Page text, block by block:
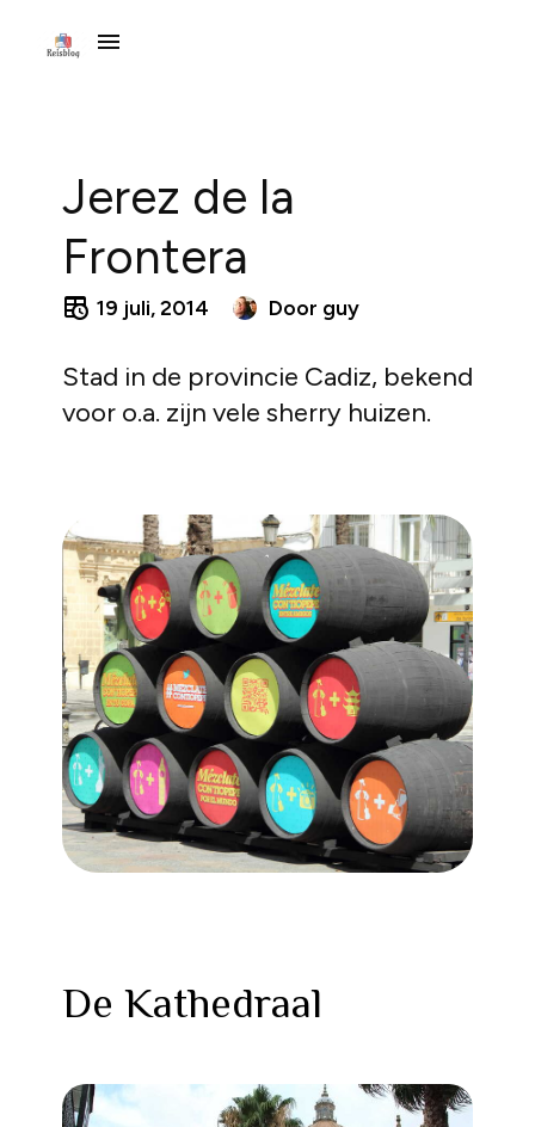
Jerez de la
Frontera
19 juli, 2014 Door guy
Stad in de provincie Cadiz, bekend
voor o.a. zijn vele sherry huizen.
De Kathedraal